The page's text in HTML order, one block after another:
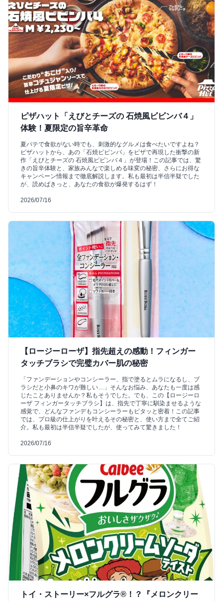
ピザハット「えびとチーズの 石焼風ビビンバ４」
体験！夏限定の旨辛革命
夏バテで食欲がない時でも、刺激的なグルメは食べたいですよね？
ピザハットから、あの「石焼ビビンバ」をピザで再現した衝撃の新
作「えびとチーズの 石焼風ビビンバ４」が登場！この記事では、驚
きの旨辛体験と、家族みんなで楽しめる味変の秘密、さらにお得な
キャンペーン情報まで徹底解説します。私も最初は半信半疑でした
が、読めばきっと、あなたの食欲が爆発するはず！
2026/07/16
【ロージーローザ】指先超えの感動！フィンガー
タッチブラシで完璧カバー肌の秘密
「ファンデーションやコンシーラー、指で塗るとムラになるし、ブ
ラシだと小鼻のキワが難しい…」そんなお悩み、あなたも一度は感
じたことありませんか？私もそうでした。でも、この【ロージーロ
ーザ フィンガータッチブラシ】は、指先で丁寧に馴染ませるような
感覚で、どんなファンデもコンシーラーもピタッと密着！この記事
では、プロ級の仕上がりを叶えるその秘密と、使い方まで全てご紹
介。私も最初は半信半疑でしたが、使ってみて驚きました！
2026/07/16
トイ・ストーリー×フルグラ®！？『メロンクリー